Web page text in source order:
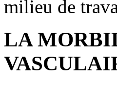
milieu de
LA